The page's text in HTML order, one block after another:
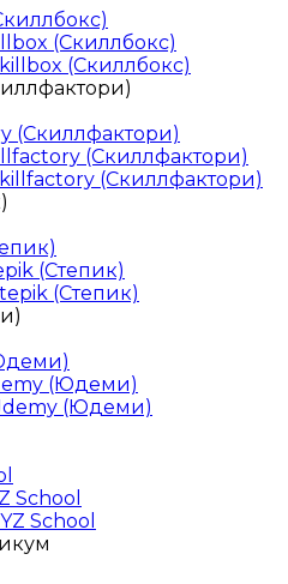
(Скиллбокс)
(Скиллбокс)
(Скиллфактори)
(Скиллфактори)
(Скиллфактори)
(Степик)
(Степик)
(Юдеми)
(Юдеми)
School
School